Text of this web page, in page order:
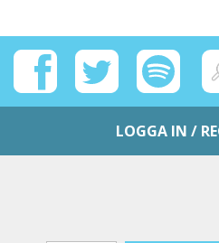
LOGGA IN /